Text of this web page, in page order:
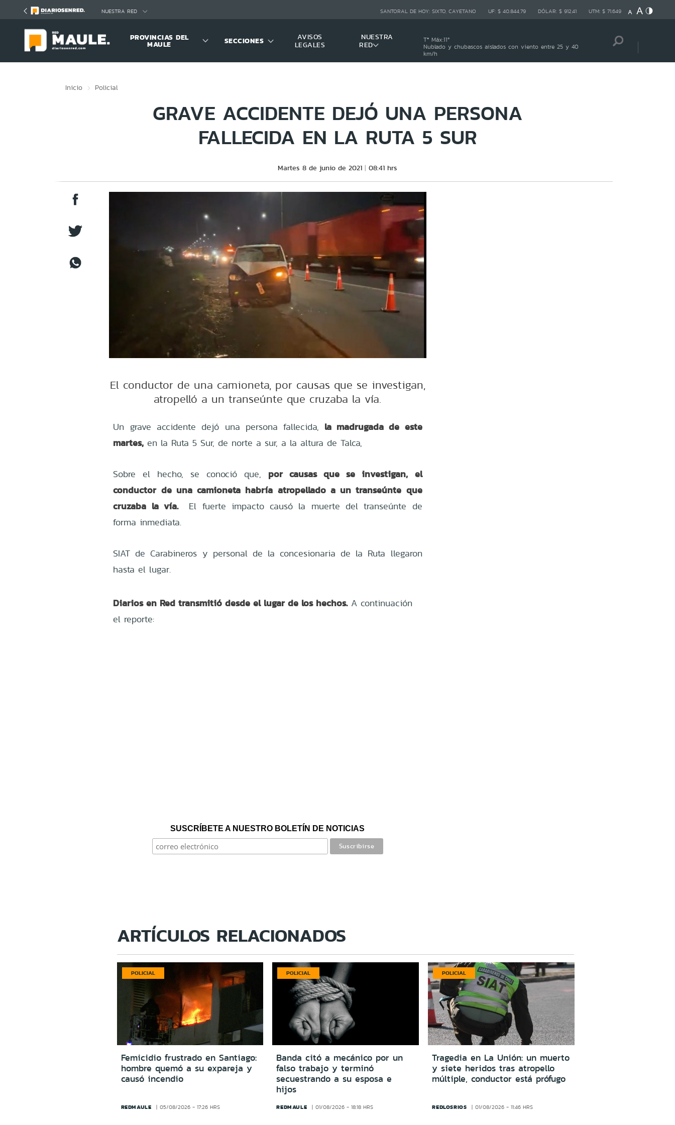
NUESTRA RED SANTORAL DE HOY: SIXTO, CAYETANO UF: $ 40.844,79 DÓLAR: $ 912,41 UTM: $ 71.649
PROVINCIAS DEL
MAULE SECCIONES
AVISOS
LEGALES
NUESTRA
RED
Tª Máx:11º
Nublado y chubascos aislados con viento entre 25 y 40
km/h
Inicio Policial
GRAVE ACCIDENTE DEJÓ UNA PERSONA
FALLECIDA EN LA RUTA 5 SUR
Martes 8 de junio de 2021 08:41 hrs
El conductor de una camioneta, por causas que se investigan,
atropelló a un transeúnte que cruzaba la vía.
Un grave accidente dejó una persona fallecida, la madrugada de este
martes, en la Ruta 5 Sur, de norte a sur, a la altura de Talca,
Sobre el hecho, se conoció que, por causas que se investigan, el
conductor de una camioneta habría atropellado a un transeúnte que
cruzaba la vía.
El fuerte impacto causó la muerte del transeúnte de
forma inmediata.
SIAT de Carabineros y personal de la concesionaria de la Ruta llegaron
hasta el lugar.
Diarios en Red transmitió desde el lugar de los hechos.A continuación
el reporte:
SUSCRÍBETE A NUESTRO BOLETÍN DE NOTICIAS
ARTÍCULOS RELACIONADOS
POLICIAL
Femicidio frustrado en Santiago:
hombre quemó a su expareja y
causó incendio
REDMAULE 05/08/2026 - 17:26 HRS
POLICIAL
Banda citó a mecánico por un
falso trabajo y terminó
secuestrando a su esposa e
hijos
REDMAULE 01/08/2026 - 18:18 HRS
POLICIAL
Tragedia en La Unión: un muerto
y siete heridos tras atropello
múltiple, conductor está prófugo
REDLOSRIOS 01/08/2026 - 11:46 HRS